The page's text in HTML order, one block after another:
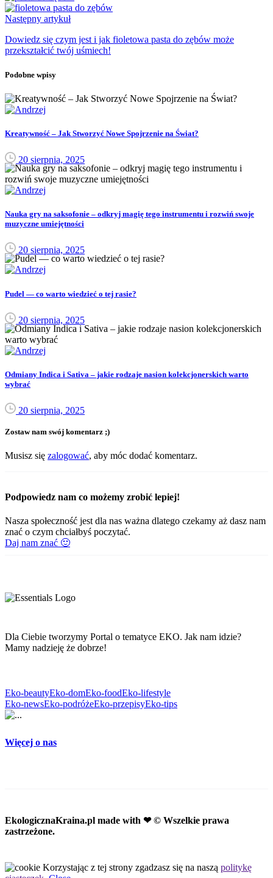
Następny artykuł
Dowiedz się czym jest i jak fioletowa pasta do zębów może
przekształcić twój uśmiech!
Podobne wpisy
Kreatywność – Jak Stworzyć Nowe Spojrzenie na Świat?
20 sierpnia, 2025
Nauka gry na saksofonie – odkryj magię tego instrumentu i rozwiń swoje
muzyczne umiejętności
20 sierpnia, 2025
Pudel — co warto wiedzieć o tej rasie?
20 sierpnia, 2025
Odmiany Indica i Sativa – jakie rodzaje nasion kolekcjonerskich warto
wybrać
20 sierpnia, 2025
Zostaw nam swój komentarz ;)
Musisz się zalogować, aby móc dodać komentarz.
Podpowiedz nam co możemy zrobić lepiej!
Nasza społeczność jest dla nas ważna dlatego czekamy aż dasz nam
znać o czym chciałbyś poczytać.
Daj nam znać 🙂
Dla Ciebie tworzymy Portal o tematyce EKO. Jak nam idzie?
Mamy nadzieję że dobrze!
Eko-beautyEko-domEko-foodEko-lifestyle
Eko-newsEko-podróżeEko-przepisyEko-tips
Więcej o nas
EkologicznaKraina.pl made with ❤ © Wszelkie prawa
zastrzeżone.
Korzystając z tej strony zgadzasz się na naszą politykę